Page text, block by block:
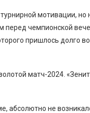
мотивации, но
перед чемпионской
пришлось долго
матч-2024.
абсолютно не